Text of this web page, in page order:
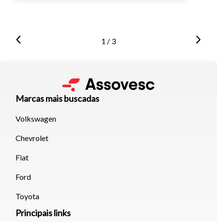
1 / 3
Marcas mais buscadas
Volkswagen
Chevrolet
Fiat
Ford
Toyota
Principais links